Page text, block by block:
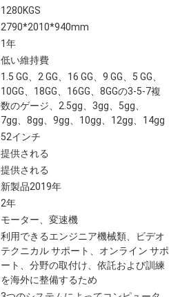
1280KGS
2790*2010*940mm
1年
低い維持費
1.5 GG、2 GG、16 GG、9 GG、5 GG、
10GG、18GG、16GG、8GGの3-5-7複
数のゲージ、2.5gg、3gg、5gg、
7gg、8gg、9gg、10gg、12gg、14gg
52インチ
提供される
提供される
新製品2019年
2年
モーター、変速機
利用できるエンジニア機械類、ビデオ
テクニカル サポート、オンライン サポ
ート、分野の取付け、依託および訓練
を海外に整備するため